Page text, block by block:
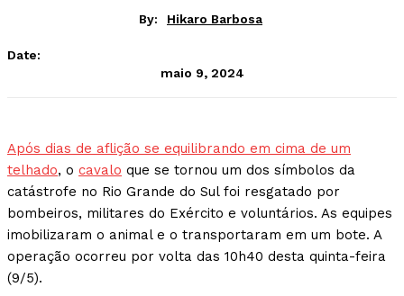
By: Hikaro Barbosa
Date:
maio 9, 2024
Após dias de aflição se equilibrando em cima de um
telhado, o cavalo que se tornou um dos símbolos da
catástrofe no Rio Grande do Sul foi resgatado por
bombeiros, militares do Exército e voluntários. As equipes
imobilizaram o animal e o transportaram em um bote. A
operação ocorreu por volta das 10h40 desta quinta-feira
(9/5).